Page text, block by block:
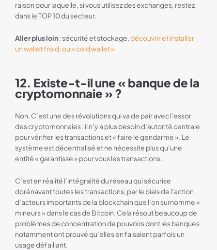
raison pour laquelle, si vous utilisez des exchanges, restez
dans le TOP 10 du secteur.
Aller plus loin: sécurité et stockage,découvrir et installer
un wallet froid, ou « cold wallet »
12. Existe-t-il une « banque de la
cryptomonnaie » ?
Non. C’est une des révolutions qui va de pair avec l’essor
des cryptomonnaies : il n’y a plus besoin d’autorité centrale
pour vérifier les transactions et « faire le gendarme ». Le
système est décentralisé et ne nécessite plus qu’une
entité « garantisse » pour vous les transactions.
C’est en réalité l’intégralité du réseau qui sécurise
dorénavant toutes les transactions, par le biais de l’action
d’acteurs importants de la blockchain que l’on surnomme «
mineurs » dans le cas de Bitcoin. Cela résout beaucoup de
problèmes de concentration de pouvoirs dont les banques
notamment ont prouvé qu’elles en faisaient parfois un
usage défaillant.